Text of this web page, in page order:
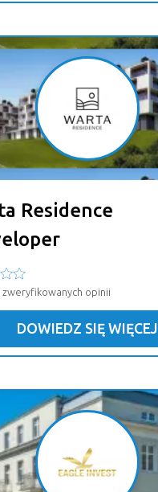
Residence
zweryfikowanych opinii
DOWIEDZ SIĘ WIĘCEJ